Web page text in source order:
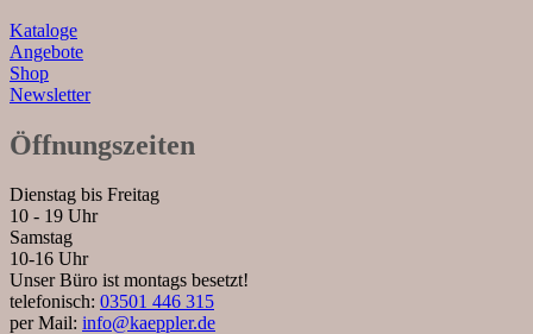
Kataloge
Angebote
Shop
Newsletter
Öffnungszeiten
Dienstag bis Freitag
10 - 19 Uhr
Samstag
10-16 Uhr
Unser Büro ist montags besetzt!
telefonisch: 03501 446 315
per Mail: info@kaeppler.de